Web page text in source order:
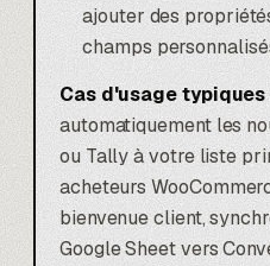
ajouter des
champs
Cas d'usage typiques
automatiquement les
ou Tallyà votre liste
acheteurs
bienvenue client,
Google Sheetvers